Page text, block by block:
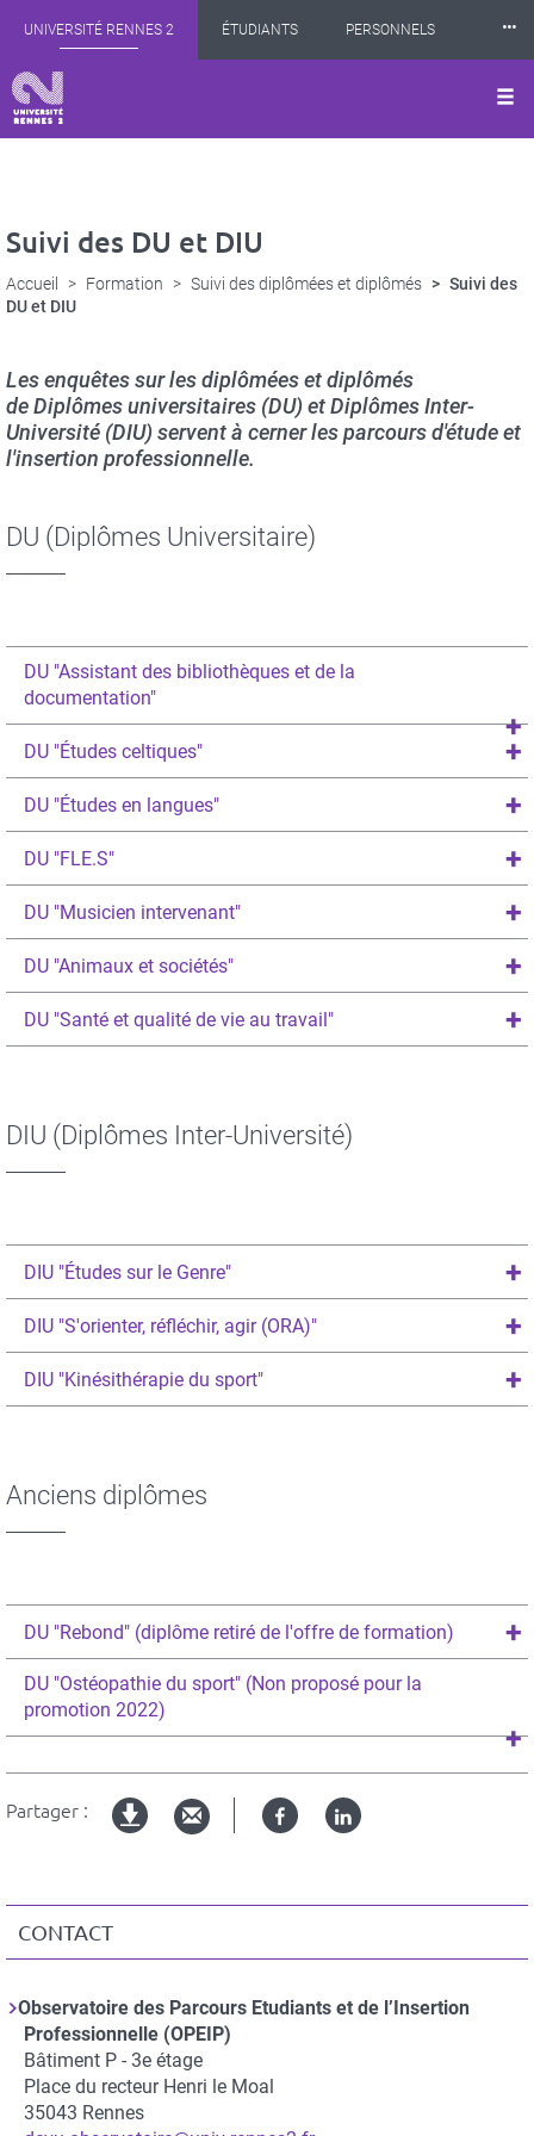
principal
UNIVERSITÉ RENNES 2 ÉTUDIANTS PERSONNELS
INTERNATIONAL
⸱⸱⸱
Suivi des DU et DIU
Accueil Formation Suivi des diplômées et diplômés
Suivi des
DU et DIU
Les enquêtes sur les diplômées et diplômés
de Diplômes universitaires (DU) et Diplômes Inter-
Université (DIU) servent à cerner les parcours d'étude et
l'insertion professionnelle.
DU (Diplômes Universitaire)
DU "Assistant des bibliothèques et de la
documentation"
DU "Études celtiques"
DU "Études en langues"
DU "FLE.S"
DU "Musicien intervenant"
DU "Animaux et sociétés"
DU "Santé et qualité de vie au travail"
DIU (Diplômes Inter-Université)
DIU "Études sur le Genre"
DIU "S'orienter, réfléchir, agir (ORA)"
DIU "Kinésithérapie du sport"
Anciens diplômes
DU "Rebond" (diplôme retiré de l'offre de formation)
DU "Ostéopathie du sport" (Non proposé pour la
promotion 2022)
Partager : FacebookLinked
CONTACT
Observatoire des Parcours Etudiants et de l’Insertion
Professionnelle (OPEIP)
Adresse
Bâtiment P - 3e étage
Place du recteur Henri le Moal
35043 Rennes